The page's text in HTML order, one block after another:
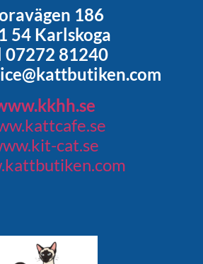
186
54 Karlskoga
07272 81240
cat.se